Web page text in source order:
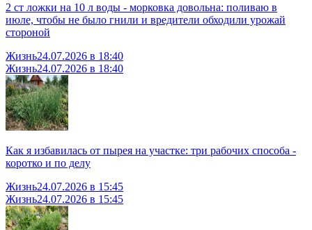
2 ст ложки на 10 л воды - морковка довольна: поливаю в
июле, чтобы не было гнили и вредители обходили урожай
стороной
Жизнь24.07.2026 в 18:40
Жизнь24.07.2026 в 18:40
Как я избавилась от пырея на участке: три рабочих способа -
коротко и по делу
Жизнь24.07.2026 в 15:45
Жизнь24.07.2026 в 15:45